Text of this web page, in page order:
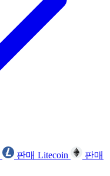
판매 Litecoin
판매